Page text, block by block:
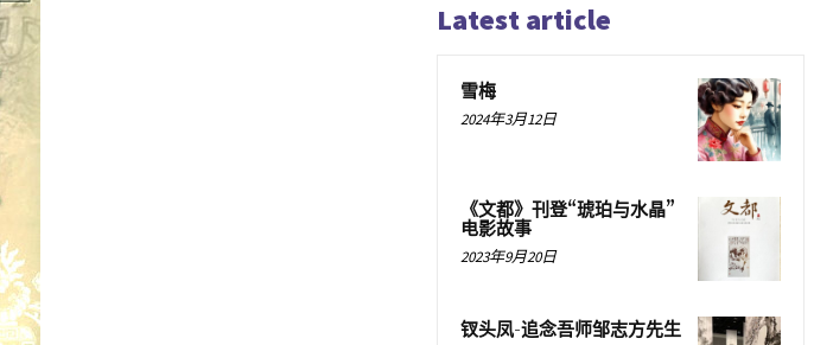
Latest article
雪梅
2024年3月12日
《文都》刊登“琥珀与水晶”
电影故事
2023年9月20日
钗头凤-追念吾师邹志方先生